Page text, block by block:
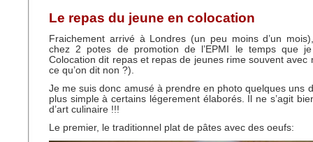
Le repas du jeune en colocation
Fraichement arrivé à Londres (un peu moins d’un
chez 2 potes de promotion de l’EPMI le temps que
Colocation dit repas et repas de jeunes rime souvent avec
ce qu’on dit non ?).
Je me suis donc amusé à prendre en photo quelques uns
plus simple à certains légerement élaborés. Il ne s’agit
d’art culinaire !!!
Le premier, le traditionnel plat de pâtes avec des oeufs: